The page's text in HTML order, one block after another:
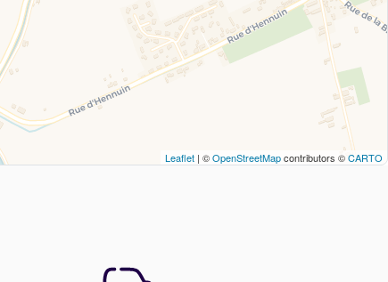
Leaflet | ©OpenStreetMapcontributors ©CARTO